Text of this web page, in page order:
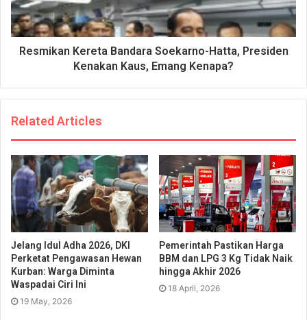
Resmikan Kereta Bandara Soekarno-Hatta, Presiden
Kenakan Kaus, Emang Kenapa?
Related Articles
Jelang Idul Adha 2026, DKI
Perketat Pengawasan Hewan
Kurban: Warga Diminta
Waspadai Ciri Ini
19 May, 2026
Pemerintah Pastikan Harga
BBM dan LPG 3 Kg Tidak Naik
hingga Akhir 2026
18 April, 2026